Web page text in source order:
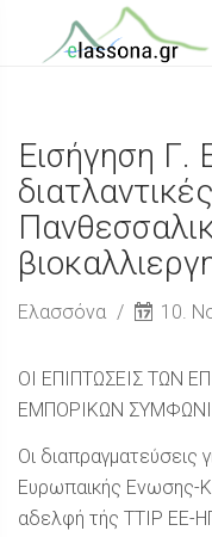
Εισήγηση Γ.
Ελασσόνα 10.
ΟΙ ΕΠΙΠΤΩΣΕΙΣ ΤΩΝ
ΕΜΠΟΡΙΚΩΝ
Οι διαπραγματεύσεις
Ευρωπαικής Ενωσης-
αδελφή τής TTIP EE-